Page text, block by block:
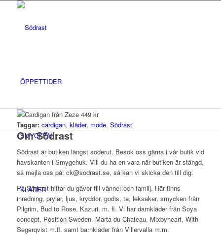
ÖPPETTIDER
SMYCKEN
KLÄDER
Taggar: cardigan, kläder, mode, Södrast
Om Södrast
Södrast är butiken längst söderut. Besök oss gärna i vår butik vid
havskanten i Smygehuk. Vill du ha en vara när butiken är stängd,
så mejla oss på: ck@sodrast.se, så kan vi skicka den till dig.
På Södrast hittar du gåvor till vänner och familj. Här finns
inredning, prylar, ljus, kryddor, godis, te, leksaker, smycken från
Pilgrim, Bud to Rose, Kazuri, m. fl. Vi har damkläder från Soya
concept, Position Sweden, Marta du Chateau, Mixbyheart, With
Segerqvist m.fl. samt barnkläder från Villervalla m.m.